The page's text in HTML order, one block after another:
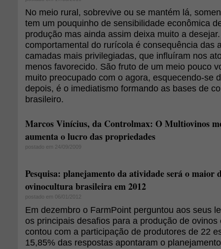
No meio rural, sobrevive ou se mantém lá,
tem um pouquinho de sensibilidade econômica
produção mas ainda assim deixa muito a
comportamental do rurícola é consequência das
camadas mais privilegiadas, que influíram nos
menos favorecido. São fruto de um meio pouco
muito preocupado com o agora, esquecendo-se
depois, é o imediatismo formando as bases de
brasileiro.
Marcos Vinícius, da Controlmax: O Multiovinos
aumenta o lucro das propriedades
postado em 24/09/2009
Pesquisa: planejamento da atividade será o maior
ovinocultura brasileira em 2012
postado em 06/01/2012
Em dezembro o FarmPoint perguntou aos seus
os principais desafios para a produção de ovinos
contou com a participação de produtores de 22
15,85% das respostas apontaram o